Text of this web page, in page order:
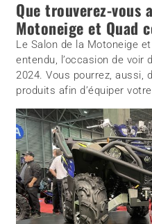
Que trouverez-vous
Motoneige et Quad
Le Salon de la Motoneige
entendu, l’occasion de voir
2024. Vous pourrez, aussi,
produits afin d’équiper